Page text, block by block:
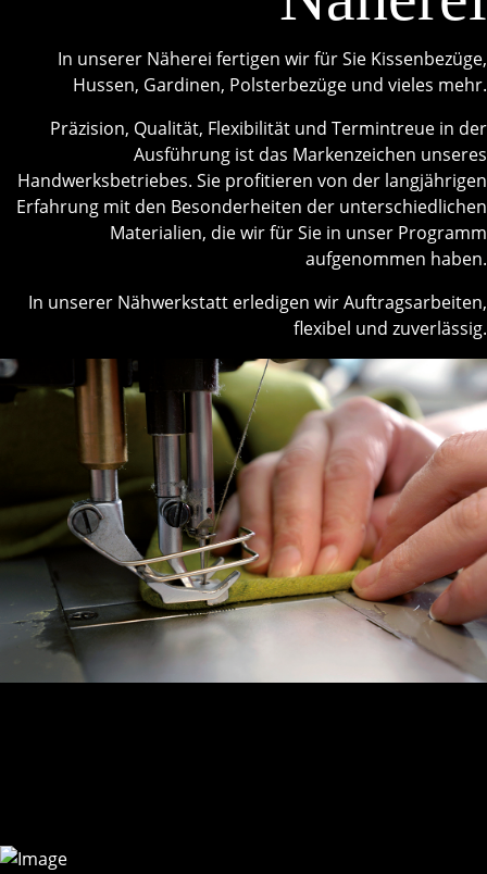
In unserer Näherei fertigen wir für Sie Kissenbezüge,
Hussen, Gardinen, Polsterbezüge und vieles mehr.
Präzision, Qualität, Flexibilität und Termintreue in der
Ausführung ist das Markenzeichen unseres
Handwerksbetriebes. Sie profitieren von der langjährigen
Erfahrung mit den Besonderheiten der unterschiedlichen
Materialien, die wir für Sie in unser Programm
aufgenommen haben.
In unserer Nähwerkstatt erledigen wir Auftragsarbeiten,
flexibel und zuverlässig.